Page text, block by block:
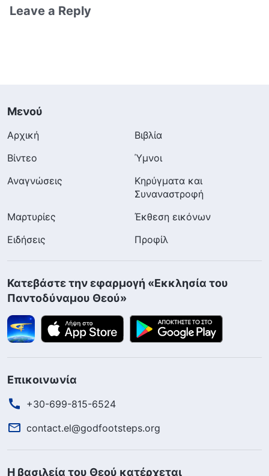
Leave a Reply
Μενού
Αρχική
Βιβλία
Βίντεο
Ύμνοι
Αναγνώσεις
Κηρύγματα και
Συναναστροφή
Μαρτυρίες
Έκθεση εικόνων
Ειδήσεις
Προφίλ
Κατεβάστε την εφαρμογή «Εκκλησία του
Παντοδύναμου Θεού»
Επικοινωνία
+30-699-815-6524
contact.el@godfootsteps.org
Η βασιλεία του Θεού κατέρχεται